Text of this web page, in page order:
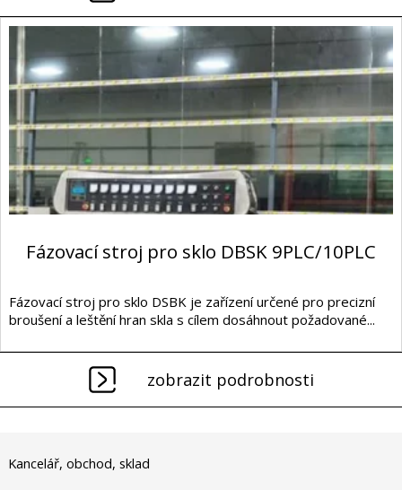
Fázovací stroj pro sklo DBSK 9PLC/10PLC
Fázovací stroj pro sklo DSBK je zařízení určené pro precizní
broušení a leštění hran skla s cílem dosáhnout požadované...
zobrazit podrobnosti
Kancelář, obchod, sklad